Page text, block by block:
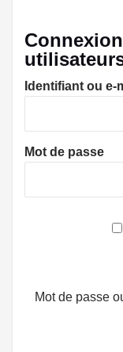
Identifiant ou e-
Mot de passe
Mot de passe